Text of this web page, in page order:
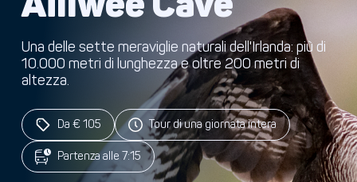
Una delle sette meraviglie naturali dell'Irlanda: più di
10.000 metri di lunghezza e oltre 200 metri di
altezza.
Da € 105 Tour di una giornata intera
Partenza alle 7:15